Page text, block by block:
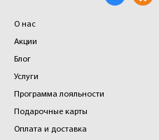
О нас
Акции
Блог
Услуги
Программа лояльности
Подарочные карты
Оплата и доставка